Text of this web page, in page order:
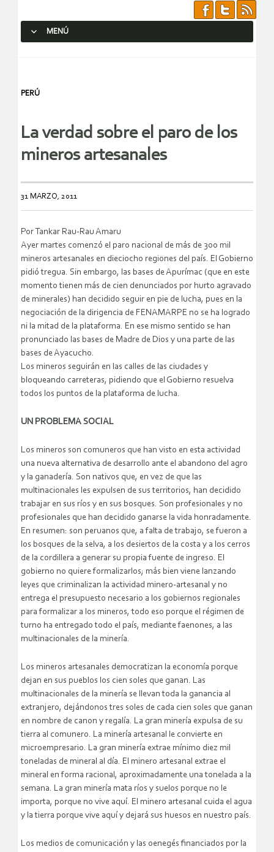
MENÚ
PERÚ
La verdad sobre el paro de los
mineros artesanales
31 MARZO, 2011
Por Tankar Rau-Rau Amaru
Ayer martes comenzó el paro nacional de más de 300 mil
mineros artesanales en dieciocho regiones del país. El Gobierno
pidió tregua. Sin embargo, las bases de Apurímac (que en este
momento tienen más de cien denunciados por hurto agravado
de minerales) han decidido seguir en pie de lucha, pues en la
negociación de la dirigencia de FENAMARPE no se ha logrado
ni la mitad de la plataforma. En ese mismo sentido se han
pronunciado las bases de Madre de Dios y una parte de las
bases de Ayacucho.
Los mineros seguirán en las calles de las ciudades y
bloqueando carreteras, pidiendo que el Gobierno resuelva
todos los puntos de la plataforma de lucha.
UN PROBLEMA SOCIAL
Los mineros son comuneros que han visto en esta actividad
una nueva alternativa de desarrollo ante el abandono del agro
y la ganadería. Son nativos que, en vez de que las
multinacionales les expulsen de sus territorios, han decidido
trabajar en sus ríos y en sus bosques. Son profesionales y no
profesionales que han decidido ganarse la vida honradamente.
En resumen: son peruanos que, a falta de trabajo, se fueron a
los bosques de la selva, a los desiertos de la costa y a los cerros
de la cordillera a generar su propia fuente de ingreso. El
gobierno no quiere formalizarlos; más bien viene lanzando
leyes que criminalizan la actividad minero-artesanal y no
entrega el presupuesto necesario a los gobiernos regionales
para formalizar a los mineros, todo eso porque el régimen de
turno ha entregado todo el país, mediante faenones, a las
multinacionales de la minería.
Los mineros artesanales democratizan la economía porque
dejan en sus pueblos los cien soles que ganan. Las
multinacionales de la minería se llevan toda la ganancia al
extranjero, dejándonos tres soles de cada cien soles que ganan
en nombre de canon y regalía. La gran minería expulsa de su
tierra al comunero. La minería artesanal le convierte en
microempresario. La gran minería extrae mínimo diez mil
toneladas de mineral al día. El minero artesanal extrae el
mineral en forma racional, aproximadamente una tonelada a la
semana. La gran minería mata ríos y suelos porque no le
importa, porque no vive aquí. El minero artesanal cuida el agua
y la tierra porque vive aquí y dejará sus huesos en nuestro país.
Los medios de comunicación y las oenegés financiados por la